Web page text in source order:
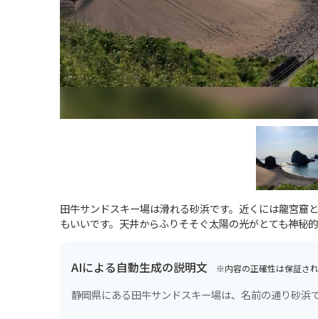
田牛サンドスキー場は滑れる砂浜です。近くには龍宮窟
もいいです。天井からふりそそぐ太陽の光がとても神秘
AIによる自動生成の説明文 ※内容の正確性は保証され
静岡県にある田牛サンドスキー場は、名前の通り砂浜